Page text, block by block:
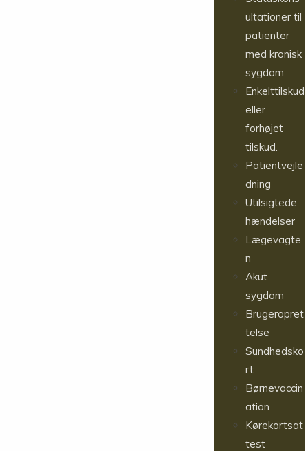
ultationer til
patienter
med kronisk
sygdom
Enkelttilskud
eller
forhøjet
tilskud.
Patientvejle
dning
Utilsigtede
hændelser
Lægevagte
n
Akut
sygdom
Brugeropret
telse
Sundhedsko
rt
Børnevaccin
ation
Kørekortsat
test